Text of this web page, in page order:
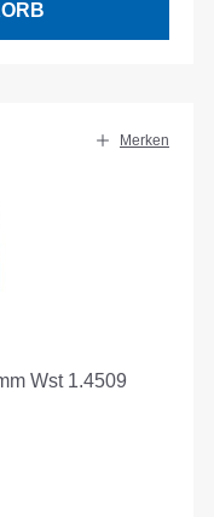
Merken
Wst 1.4509